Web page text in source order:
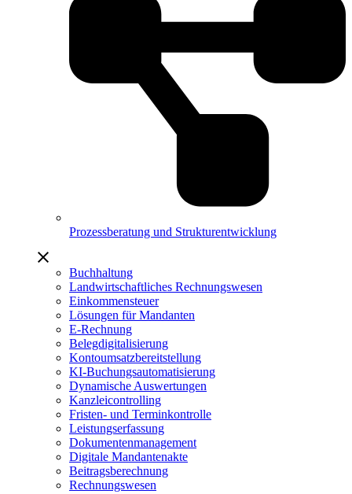
Prozessberatung und Strukturentwicklung
Buchhaltung
Landwirtschaftliches Rechnungswesen
Einkommensteuer
Lösungen für Mandanten
E-Rechnung
Belegdigitalisierung
Kontoumsatzbereitstellung
KI-Buchungsautomatisierung
Dynamische Auswertungen
Kanzleicontrolling
Fristen- und Terminkontrolle
Leistungserfassung
Dokumentenmanagement
Digitale Mandantenakte
Beitragsberechnung
Rechnungswesen